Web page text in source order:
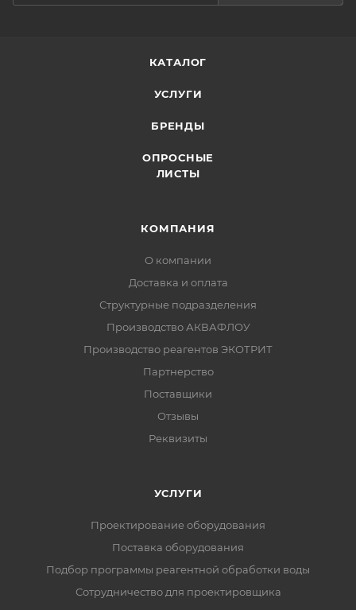
КАТАЛОГ
УСЛУГИ
БРЕНДЫ
ОПРОСНЫЕ
ЛИСТЫ
КОМПАНИЯ
О компании
Доставка и оплата
Структурные подразделения
Производство АКВАФЛОУ
Производство реагентов ЭКОТРИТ
Партнерство
Поставщики
Отзывы
Реквизиты
УСЛУГИ
Проектирование оборудования
Поставка оборудования
Подбор программы реагентной обработки воды
Сотрудничество для проектировщика